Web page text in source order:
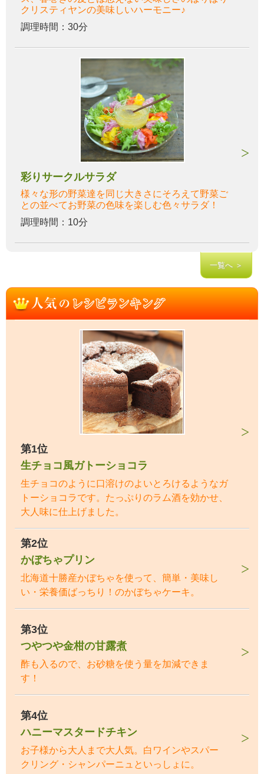
クリスティヤンの美味しいハーモニー♪
調理時間：30分
彩りサークルサラダ
様々な形の野菜達を同じ大きさにそろえて野菜ご
との並べてお野菜の色味を楽しむ色々サラダ！
調理時間：10分
一覧へ ＞
第1位
生チョコ風ガトーショコラ
生チョコのように口溶けのよいとろけるようなガ
トーショコラです。たっぷりのラム酒を効かせ、
大人味に仕上げました。
第2位
かぼちゃプリン
北海道十勝産かぼちゃを使って、簡単・美味し
い・栄養価ばっちり！のかぼちゃケーキ。
第3位
つやつや金柑の甘露煮
酢も入るので、お砂糖を使う量を加減できま
す！
第4位
ハニーマスタードチキン
お子様から大人まで大人気。白ワインやスパー
クリング・シャンパーニュといっしょに。